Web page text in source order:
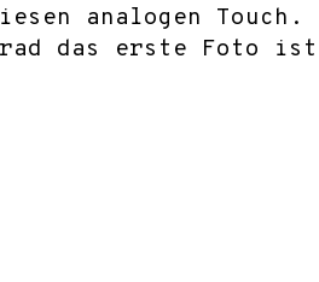
analogen Touch.
das erste Foto